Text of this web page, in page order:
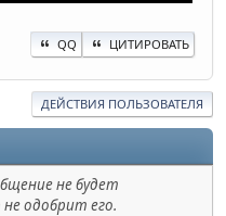
QQ ЦИТИРОВАТЬ
ДЕЙСТВИЯ ПОЛЬЗОВАТЕЛЯ
не будет
одобрит его.